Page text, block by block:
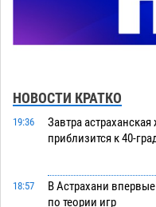
НОВОСТИ КРАТКО
19:36
Завтра
приблизится к 40-
18:57
В Астрахани
по теории игр